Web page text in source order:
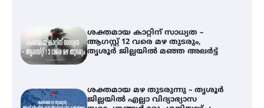
ശക്തമായ കാറ്റിന് സാധ്യത –
ആഗസ്റ്റ് 12 വരെ മഴ തുടരും,
തൃശൂർ ജില്ലയിൽ മഞ്ഞ അലർട്ട്
ശക്തമായ മഴ തുടരുന്നു – തൃശൂർ
ജില്ലയിൽ എല്ലാ വിദ്യാഭ്യാസ
ഐ.ടി.യു. ബാങ്കിലെ